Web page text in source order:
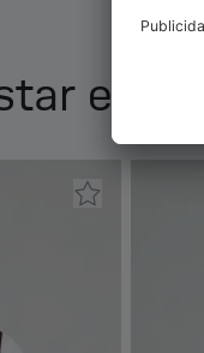
esto